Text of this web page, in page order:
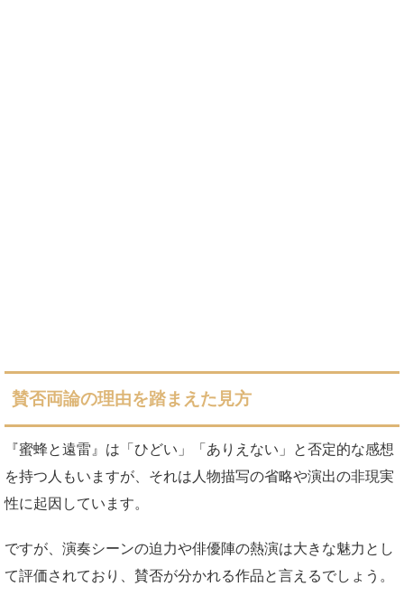
賛否両論の理由を踏まえた見方
『蜜蜂と遠雷』は「ひどい」「ありえない」と否定的な感想
を持つ人もいますが、それは人物描写の省略や演出の非現実
性に起因しています。
ですが、演奏シーンの迫力や俳優陣の熱演は大きな魅力とし
て評価されており、賛否が分かれる作品と言えるでしょう。